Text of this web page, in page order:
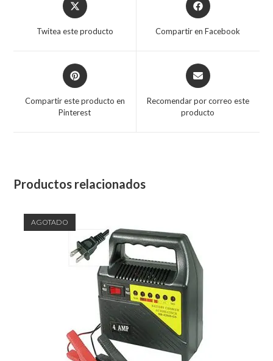
Twitea este producto Compartir en Facebook
Compartir este producto en
Pinterest
Recomendar por correo este
producto
Productos relacionados
AGOTADO